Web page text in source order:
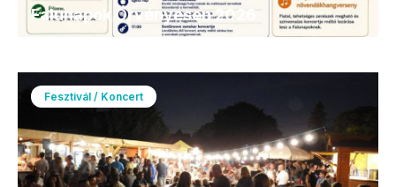
Falunapok Örvényesen 2026
Fesztivál / Koncert